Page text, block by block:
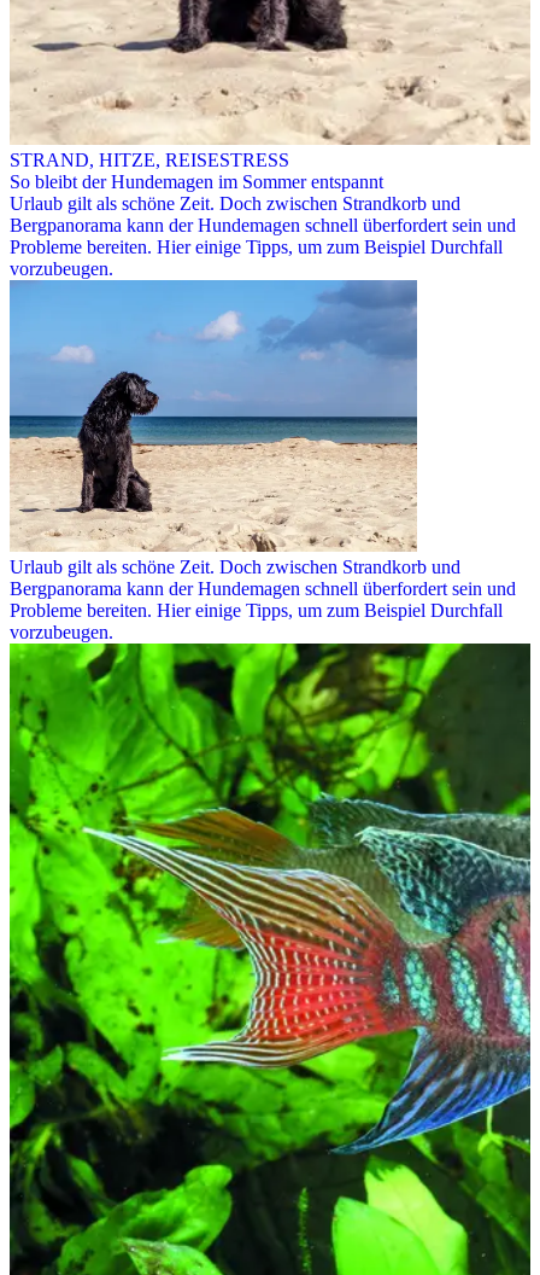
STRAND, HITZE, REISESTRESS
So bleibt der Hundemagen im Sommer entspannt
Urlaub gilt als schöne Zeit. Doch zwischen Strandkorb und
Bergpanorama kann der Hundemagen schnell überfordert sein und
Probleme bereiten. Hier einige Tipps, um zum Beispiel Durchfall
vorzubeugen.
Urlaub gilt als schöne Zeit. Doch zwischen Strandkorb und
Bergpanorama kann der Hundemagen schnell überfordert sein und
Probleme bereiten. Hier einige Tipps, um zum Beispiel Durchfall
vorzubeugen.